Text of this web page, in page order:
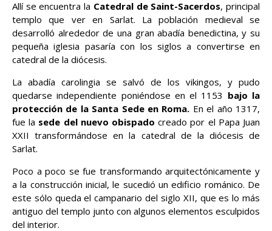
Allí se encuentra la Catedral de Saint-Sacerdos, principal
templo que ver en Sarlat. La población medieval se
desarrolló alrededor de una gran abadía benedictina, y su
pequeña iglesia pasaría con los siglos a convertirse en
catedral de la diócesis.
La abadía carolingia se salvó de los vikingos, y pudo
quedarse independiente poniéndose en el 1153 bajo la
protección de la Santa Sede en Roma. En el año 1317,
fue la sede del nuevo obispadocreado por el Papa Juan
XXII transformándose en la catedral de la diócesis de
Sarlat.
Poco a poco se fue transformando arquitectónicamente y
a la construcción inicial, le sucedió un edificio románico. De
este sólo queda el campanario del siglo XII, que es lo más
antiguo del templo junto con algunos elementos esculpidos
del interior.